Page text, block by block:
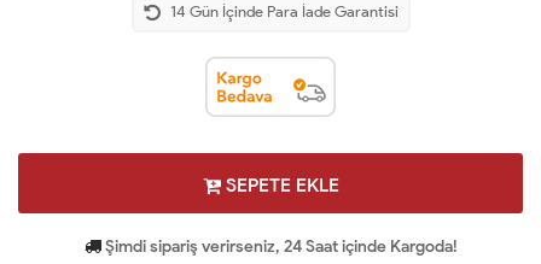
14 Gün İçinde Para İade Garantisi
SEPETE EKLE
Şimdi sipariş verirseniz, 24 Saat içinde Kargoda!